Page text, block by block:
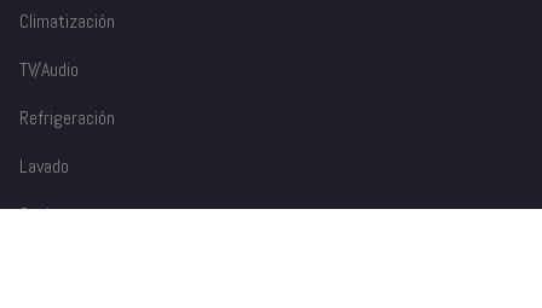
Climatización
TV/Audio
Refrigeración
Lavado
Cocina